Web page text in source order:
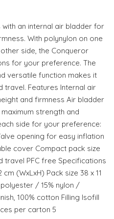
an internal air bladder for
With polynylon on one
side, the Conqueror
for your preference. The
versatile function makes it
Features Internal air
and firmness Air bladder
strength and
side for your preference:
opening for easy inflation
cover Compact pack size
travel PFC free Specifications
(WxLxH) Pack size 38 x 11
polyester / 15% nylon /
100% cotton Filling Isofill
per carton 5